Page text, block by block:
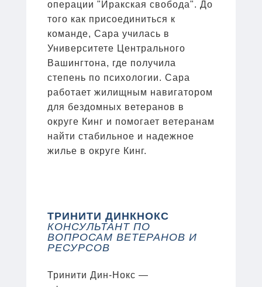
операции "Иракская свобода". До
того как присоединиться к
команде, Сара училась в
Университете Центрального
Вашингтона, где получила
степень по психологии. Сара
работает жилищным навигатором
для бездомных ветеранов в
округе Кинг и помогает ветеранам
найти стабильное и надежное
жилье в округе Кинг.
ТРИНИТИ ДИНКНОКС
КОНСУЛЬТАНТ ПО
ВОПРОСАМ ВЕТЕРАНОВ И
РЕСУРСОВ
Тринити Дин-Нокс —